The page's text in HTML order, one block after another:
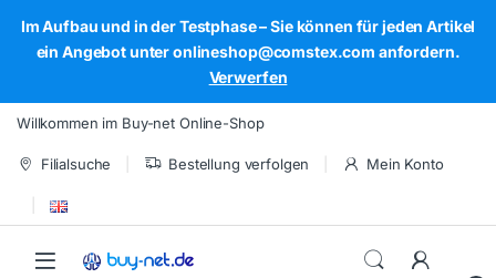
Im Aufbau und in der Testphase – Sie können für jeden Artikel
ein Angebot unter onlineshop@comstex.com anfordern.
Verwerfen
Skip to navigation
Skip to content
Willkommen im Buy-net Online-Shop
Filialsuche Bestellung verfolgen Mein Konto
Open